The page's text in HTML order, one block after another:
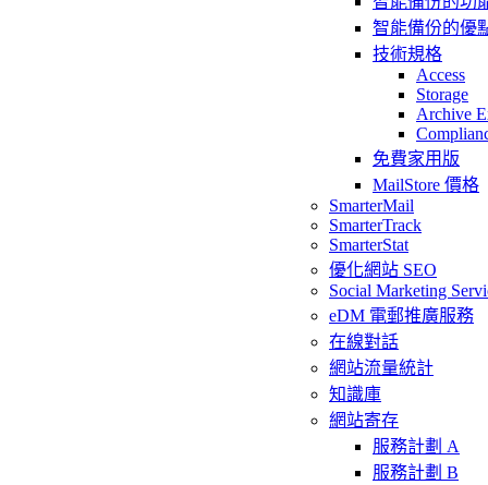
智能備份的優
技術規格
Access
Storage
Archive
免費家用版
MailStore 價格
SmarterMail
SmarterTrack
SmarterStat
優化網站 SEO
Social Marketing
eDM 電郵推廣服務
在線對話
網站流量統計
知識庫
網站寄存
服務計劃 A
服務計劃 B